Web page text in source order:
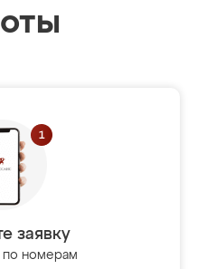
заявку
по номерам